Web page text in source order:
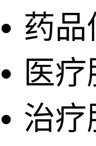
药品
医
治疗